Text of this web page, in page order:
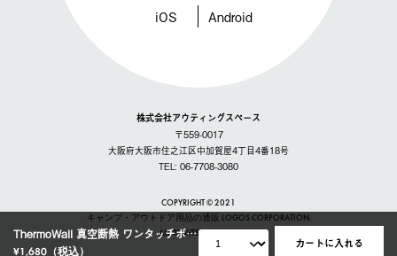
ThermoWall 真空断熱 ワンタッチボトル 200
¥1,680 （税込）
カートに入れる
iOS Android
株式会社アウティングスペース
〒559-0017
大阪府大阪市住之江区中加賀屋4丁目4番18号
TEL: 06-7708-3080
COPYRIGHT © 2021
キャンプ・アウトドア用品の通販 LOGOS CORPORATION.
ALL RIGHTS RESERVED